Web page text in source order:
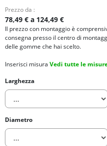
Prezzo da :
78,49 € a 124,49 €
Il prezzo con montaggio è
consegna presso il centro di
delle gomme che hai scelto.
Inserisci misura Vedi tutte le
Larghezza
Diametro